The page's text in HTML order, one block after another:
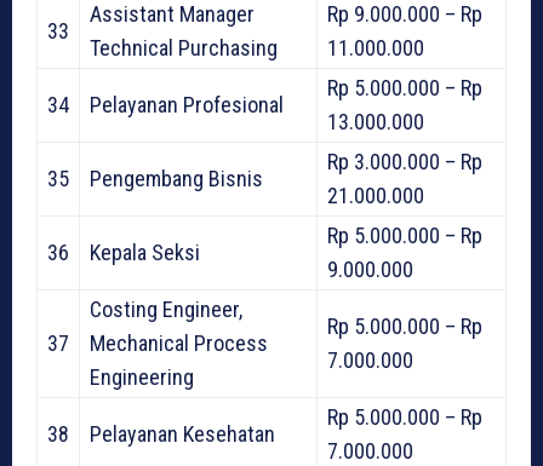
33
Assistant Manager
Technical Purchasing
Rp 9.000.000 – Rp
11.000.000
34 Pelayanan Profesional
Rp 5.000.000 – Rp
13.000.000
35 Pengembang Bisnis
Rp 3.000.000 – Rp
21.000.000
36 Kepala Seksi
Rp 5.000.000 – Rp
9.000.000
37
Costing Engineer,
Mechanical Process
Engineering
Rp 5.000.000 – Rp
7.000.000
38 Pelayanan Kesehatan
Rp 5.000.000 – Rp
7.000.000